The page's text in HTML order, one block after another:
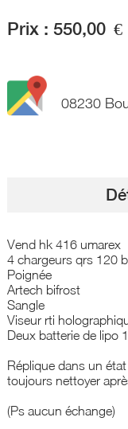
Prix : 550,00 €
08230
Vend hk 416 umarex
4 chargeurs qrs 120
Poignée
Artech bifrost
Sangle
Viseur rti
Deux batterie de lipo
Réplique dans un
toujours nettoyer
(Ps aucun échange)